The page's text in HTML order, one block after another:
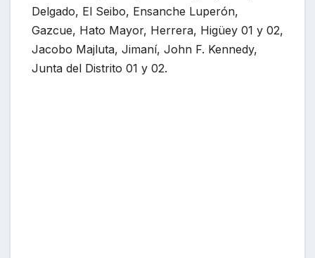
Delgado, El Seibo, Ensanche Luperón,
Gazcue, Hato Mayor, Herrera, Higüey 01 y 02,
Jacobo Majluta, Jimaní, John F. Kennedy,
Junta del Distrito 01 y 02.